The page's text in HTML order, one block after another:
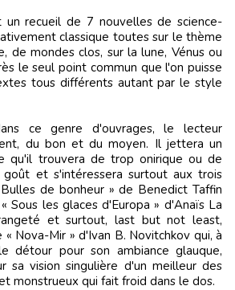
un recueil de 7 nouvelles de science-
classique toutes sur le thème
de mondes clos, sur la lune, Vénus ou
le seul point commun que l'on puisse
tous différents autant par le style
ce genre d'ouvrages, le lecteur
du bon et du moyen. Il jettera un
qu'il trouvera de trop onirique ou de
et s'intéressera surtout aux trois
de bonheur » de Benedict Taffin
Sous les glaces d'Europa » d'Anaïs La
et surtout, last but not least,
Nova-Mir » d'Ivan B. Novitchkov qui, à
détour pour son ambiance glauque,
sa vision singulière d'un meilleur des
monstrueux qui fait froid dans le dos.